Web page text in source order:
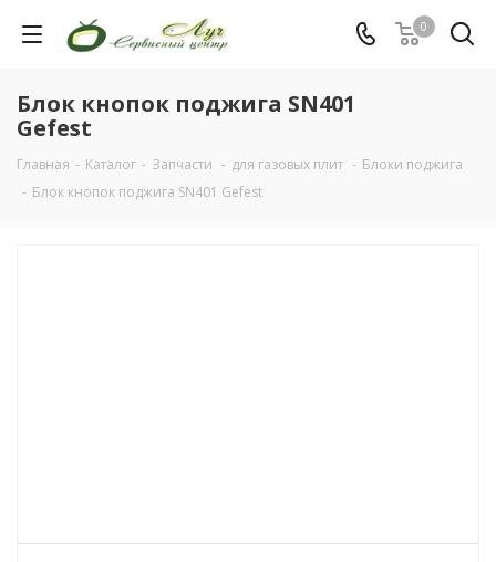
0
Блок кнопок поджига SN401
Gefest
Главная - Каталог - Запчасти - для газовых плит - Блоки поджига
- Блок кнопок поджига SN401 Gefest